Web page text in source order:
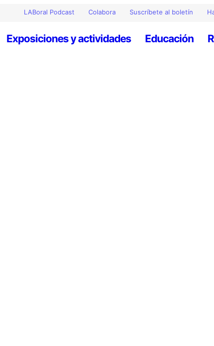
LABoral Podcast Colabora Suscríbete al boletín
Exposiciones y actividades Educación